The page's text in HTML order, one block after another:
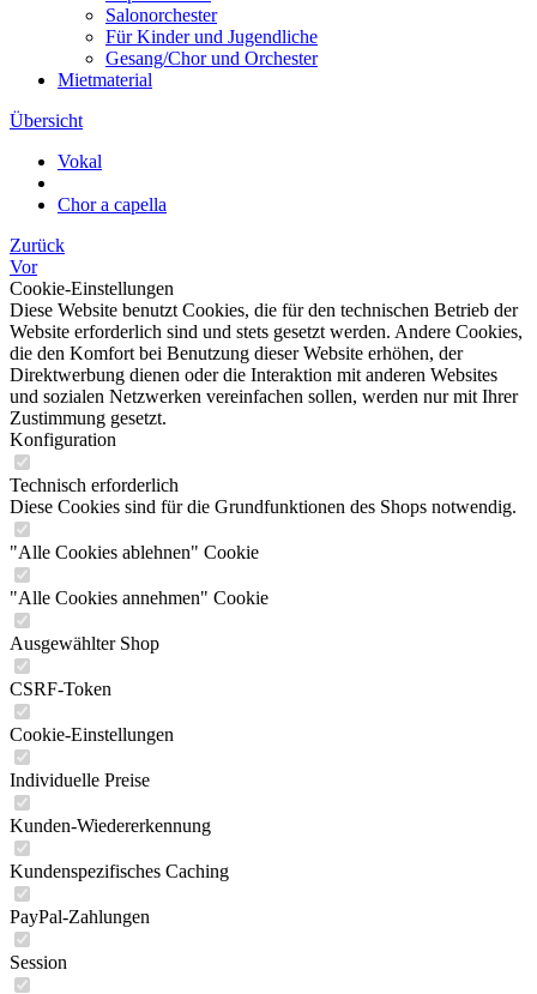
Salonorchester
Für Kinder und Jugendliche
Gesang/Chor und Orchester
Mietmaterial
Übersicht
Vokal
Chor a capella
Zurück
Vor
Cookie-Einstellungen
Diese Website benutzt Cookies, die für den technischen Betrieb der
Website erforderlich sind und stets gesetzt werden. Andere Cookies,
die den Komfort bei Benutzung dieser Website erhöhen, der
Direktwerbung dienen oder die Interaktion mit anderen Websites
und sozialen Netzwerken vereinfachen sollen, werden nur mit Ihrer
Zustimmung gesetzt.
Konfiguration
Technisch erforderlich
Diese Cookies sind für die Grundfunktionen des Shops notwendig.
"Alle Cookies ablehnen" Cookie
"Alle Cookies annehmen" Cookie
Ausgewählter Shop
CSRF-Token
Cookie-Einstellungen
Individuelle Preise
Kunden-Wiedererkennung
Kundenspezifisches Caching
PayPal-Zahlungen
Session